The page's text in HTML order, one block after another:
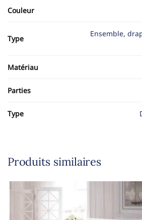
Couleur
Type
Ensemble,
Matériau
Parties
Type
Produits similaires